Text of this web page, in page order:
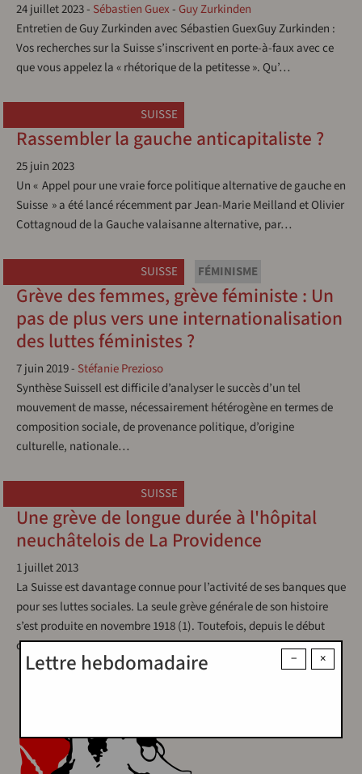
24 juillet 2023- Sébastien Guex- Guy Zurkinden
Entretien de Guy Zurkinden avec Sébastien GuexGuy Zurkinden :
Vos recherches sur la Suisse s’inscrivent en porte-à-faux avec ce
que vous appelez la « rhétorique de la petitesse ». Qu’…
SUISSE
Rassembler la gauche anticapitaliste ?
25 juin 2023
Un « Appel pour une vraie force politique alternative de gauche en
Suisse » a été lancé récemment par Jean-Marie Meilland et Olivier
Cottagnoud de la Gauche valaisanne alternative, par…
SUISSE FÉMINISME
Grève des femmes, grève féministe : Un
pas de plus vers une internationalisation
des luttes féministes ?
7 juin 2019- Stéfanie Prezioso
Synthèse SuisseIl est difficile d’analyser le succès d’un tel
mouvement de masse, nécessairement hétérogène en termes de
composition sociale, de provenance politique, d’origine
culturelle, nationale…
SUISSE
Une grève de longue durée à l'hôpital
neuchâtelois de La Providence
1 juillet 2013
La Suisse est davantage connue pour l’activité de ses banques que
pour ses luttes sociales. La seule grève générale de son histoire
s’est produite en novembre 1918 (1). Toutefois, depuis le début
des…
×
−
Lettre hebdomadaire